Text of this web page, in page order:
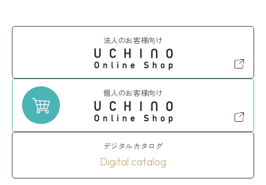
法人のお客様向け
個人のお客様向け
デジタルカタログ
Digital catalog